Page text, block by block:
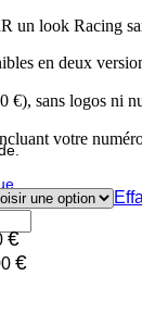
un look Racing
en deux
€), sans logos ni
votre
€
€